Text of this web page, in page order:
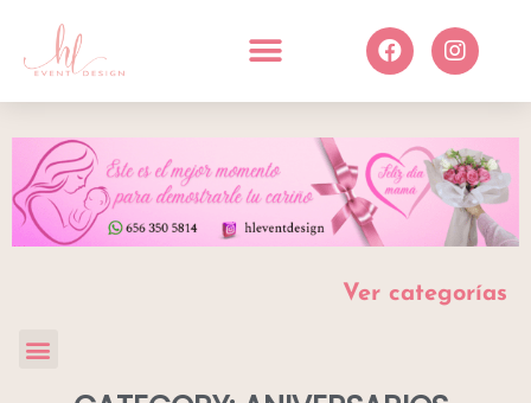
Ver categorías